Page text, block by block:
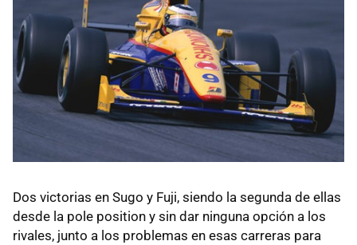
Dos victorias en Sugo y Fuji, siendo la segunda de ellas
desde la pole position y sin dar ninguna opción a los
rivales, junto a los problemas en esas carreras para